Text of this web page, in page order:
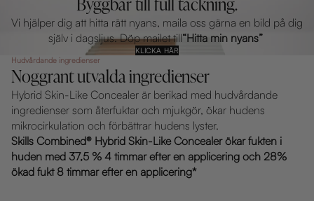
Vi hjälper dig att hitta rätt nyans, maila oss gärna en bild på dig
själv i dagsljus. Döp mailet till“Hitta min nyans”
KLICKA HÄR
Hudvårdande ingredienser
Noggrant utvalda ingredienser
Hybrid Skin-Like Concealer är berikad med hudvårdande
ingredienser som återfuktar och mjukgör, ökar hudens
mikrocirkulation och förbättrar hudens lyster.
Skills Combined® Hybrid Skin-Like Concealer ökar fukten i
huden med 37,5 % 4 timmar efter en applicering och 28%
ökad fukt 8 timmar efter en applicering*